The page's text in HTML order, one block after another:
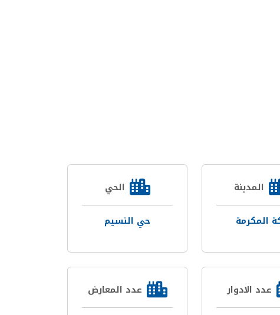
المدينة
المكرمة
الحي
حي النسيم
عدد الادوار عدد المعارض